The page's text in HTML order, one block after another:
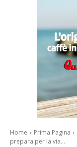
Home Prima Pagina
prepara per la via...